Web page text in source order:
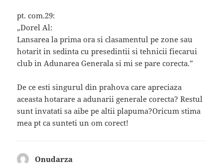
pt. com.29:
„Dorel Al:
Lansarea la prima ora si clasamentul pe zone sau
hotarit in sedinta cu presedintii si tehnicii fiecarui
club in Adunarea Generala si mi se pare corecta.”
De ce esti singurul din prahova care apreciaza
aceasta hotarare a adunarii generale corecta? Restul
sunt invatati sa aibe pe altii plapuma?Oricum stima
mea pt ca sunteti un om corect!
Onudarza